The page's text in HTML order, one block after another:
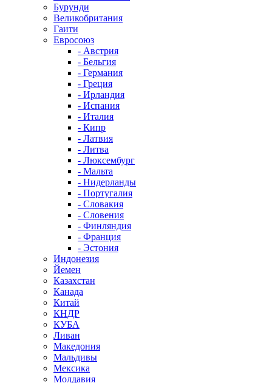
Бурунди
Великобритания
Гаити
Евросоюз
- Австрия
- Бельгия
- Германия
- Греция
- Ирландия
- Испания
- Италия
- Кипр
- Латвия
- Литва
- Люксембург
- Мальта
- Нидерланды
- Португалия
- Словакия
- Словения
- Финляндия
- Франция
- Эстония
Индонезия
Йемен
Казахстан
Канада
Китай
КНДР
КУБА
Ливан
Македония
Мальдивы
Мексика
Молдавия